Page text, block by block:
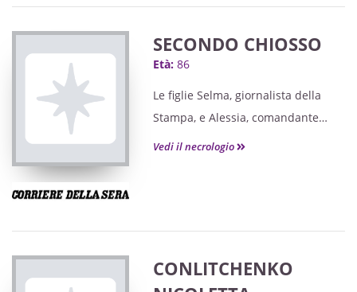
Liliana, parenti ed amici tutti.
SECONDO CHIOSSO
Età: 86
Le figlie Selma, giornalista della
Stampa, e Alessia, comandante
della polizia penitenziaria ad
mamma Anna Maria i libri di
Vedi il necrologio
CONLITCHENKO